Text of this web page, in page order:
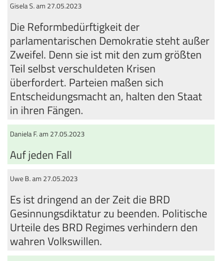
Gisela S. am 27.05.2023
Die Reformbedürftigkeit der
parlamentarischen Demokratie steht außer
Zweifel. Denn sie ist mit den zum größten
Teil selbst verschuldeten Krisen
überfordert. Parteien maßen sich
Entscheidungsmacht an, halten den Staat
in ihren Fängen.
Daniela F. am 27.05.2023
Auf jeden Fall
Uwe B. am 27.05.2023
Es ist dringend an der Zeit die BRD
Gesinnungsdiktatur zu beenden. Politische
Urteile des BRD Regimes verhindern den
wahren Volkswillen.